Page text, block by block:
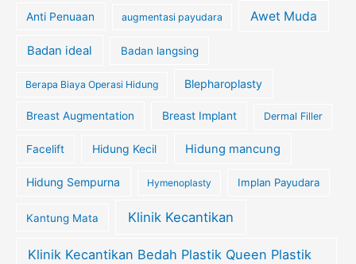
Anti Penuaan augmentasi payudara Awet Muda
Badan ideal Badan langsing
Berapa Biaya Operasi Hidung Blepharoplasty
Breast Augmentation Breast Implant Dermal Filler
Facelift Hidung Kecil Hidung mancung
Hidung Sempurna Hymenoplasty Implan Payudara
Kantung Mata Klinik Kecantikan
Klinik Kecantikan Bedah Plastik Queen Plastik